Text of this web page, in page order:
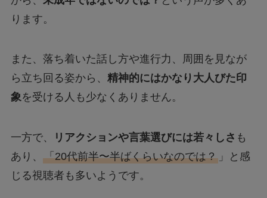
ります。
また、落ち着いた話し方や進行力、周囲を見なが
ら立ち回る姿から、 精神的にはかなり大人びた印
象を受ける人も少なくありません。
一方で、 リアクションや言葉選びには若々しさ も
あり、 「20代前半〜半ばくらいなのでは？」と感
じる視聴者も多いようです。